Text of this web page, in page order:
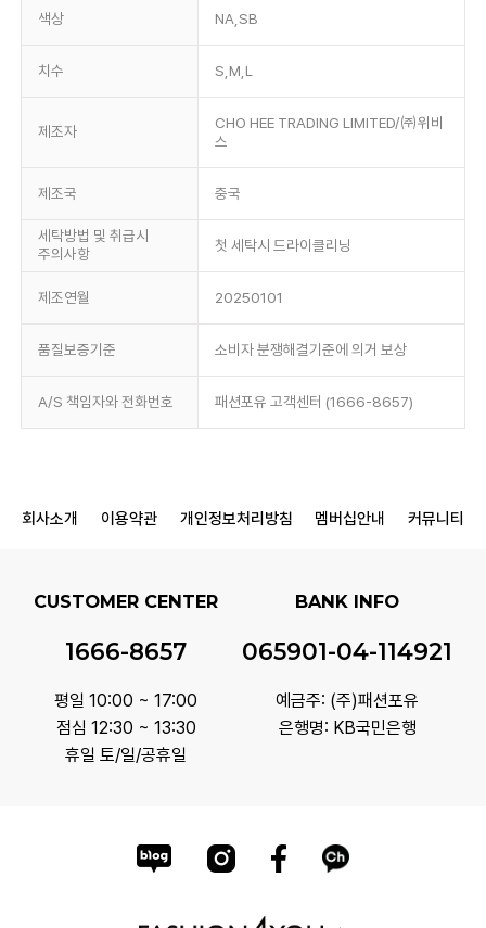
색상 NA,SB
치수 S,M,L
제조자
CHO HEE TRADING LIMITED/㈜위비
스
제조국 중국
세탁방법 및 취급시
주의사항
첫 세탁시 드라이클리닝
제조연월 20250101
품질보증기준 소비자 분쟁해결기준에 의거 보상
A/S 책임자와 전화번호 패션포유 고객센터 (1666-8657)
회사소개 이용약관 개인정보처리방침 멤버십안내 커뮤니티
CUSTOMER CENTER
1666-8657
평일 10:00 ~ 17:00
점심 12:30 ~ 13:30
휴일 토/일/공휴일
BANK INFO
065901-04-114921
예금주: (주)패션포유
은행명: KB국민은행